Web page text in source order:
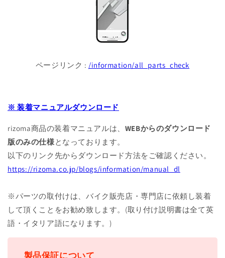
ページリンク : /information/all_parts_check
※ 装着マニュアルダウンロード
rizoma商品の装着マニュアルは、 WEBからのダウンロード
版のみの仕様となっております。
以下のリンク先からダウンロード方法をご確認ください。
https://rizoma.co.jp/blogs/information/manual_dl
※パーツの取付けは、バイク販売店・専門店に依頼し装着
して頂くことをお勧め致します。(取り付け説明書は全て英
語・イタリア語になります。)
製品保証について